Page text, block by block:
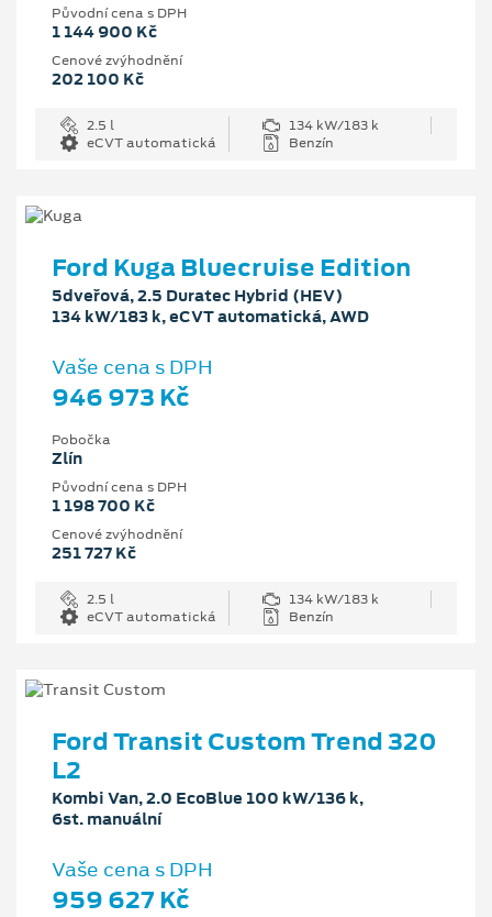
Původní cena s DPH
1 144 900 Kč
Cenové zvýhodnění
202 100 Kč
2.5 l
134 kW/183 k
eCVT automatická
Benzín
Ford Kuga Bluecruise Edition
5dveřová, 2.5 Duratec Hybrid (HEV)
134 kW/183 k, eCVT automatická, AWD
Vaše cena s DPH
946 973 Kč
Pobočka
Zlín
Původní cena s DPH
1 198 700 Kč
Cenové zvýhodnění
251 727 Kč
2.5 l
134 kW/183 k
eCVT automatická
Benzín
Ford Transit Custom Trend 320
L2
Kombi Van, 2.0 EcoBlue 100 kW/136 k,
6st. manuální
Vaše cena s DPH
959 627 Kč